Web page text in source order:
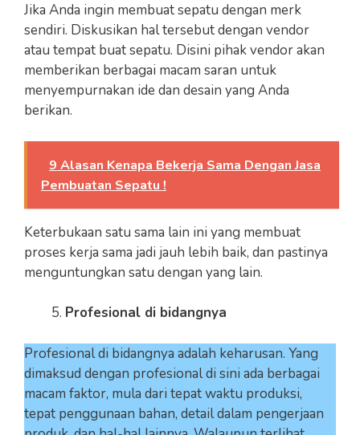
Jika Anda ingin membuat sepatu dengan merk
sendiri. Diskusikan hal tersebut dengan vendor
atau tempat buat sepatu. Disini pihak vendor akan
memberikan berbagai macam saran untuk
menyempurnakan ide dan desain yang Anda
berikan.
9 Alasan Kenapa Bekerja Sama Dengan Jasa
Pembuatan Sepatu !
Keterbukaan satu sama lain ini yang membuat
proses kerja sama jadi jauh lebih baik, dan pastinya
menguntungkan satu dengan yang lain.
Profesional di bidangnya
Profesional di bidangnya adalah keharusan. Yang
dimaksud dengan profesional di sini ada berbagai
macam faktor, mula dari tepat waktu produksi,
tepat penggunaan bahan, detail dalam pengerjaan